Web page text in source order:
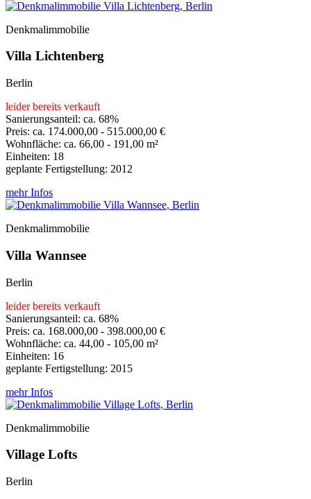
Denkmalimmobilie
Villa Lichtenberg
Berlin
leider bereits verkauft
Sanierungsanteil: ca. 68%
Preis: ca. 174.000,00 - 515.000,00 €
Wohnfläche: ca. 66,00 - 191,00 m²
Einheiten: 18
geplante Fertigstellung: 2012
mehr Infos
Denkmalimmobilie
Villa Wannsee
Berlin
leider bereits verkauft
Sanierungsanteil: ca. 68%
Preis: ca. 168.000,00 - 398.000,00 €
Wohnfläche: ca. 44,00 - 105,00 m²
Einheiten: 16
geplante Fertigstellung: 2015
mehr Infos
Denkmalimmobilie
Village Lofts
Berlin